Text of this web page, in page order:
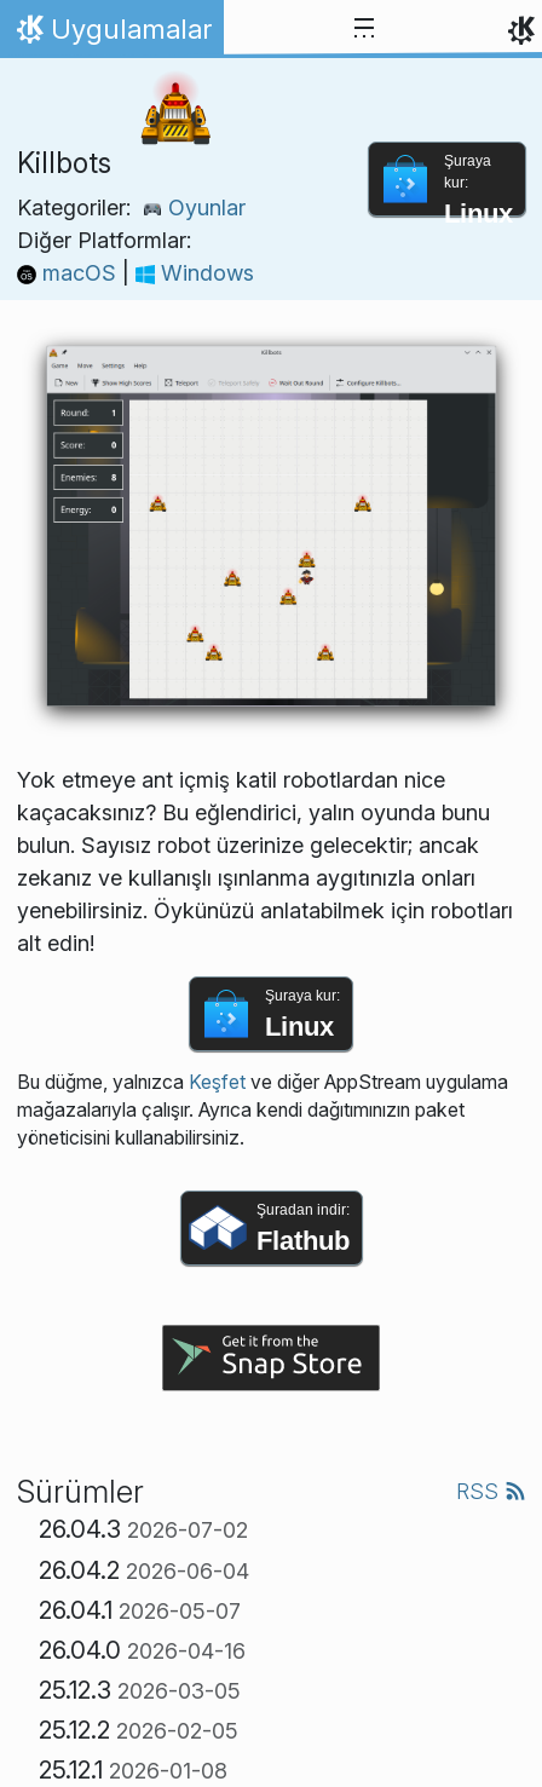
İçeriğe atla
Ana Sayfa
Uygulamalar
Killbots
Kategoriler:
Oyunlar
Diğer Platformlar:
macOS
Windows
Şuraya
kur:
Linux
Yok etmeye ant içmiş katil robotlardan nice
kaçacaksınız? Bu eğlendirici, yalın oyunda bunu
bulun. Sayısız robot üzerinize gelecektir; ancak
zekanız ve kullanışlı ışınlanma aygıtınızla onları
yenebilirsiniz. Öykünüzü anlatabilmek için robotları
alt edin!
Şuraya kur:
Linux
Bu düğme, yalnızca Keşfetve diğer AppStream uygulama
mağazalarıyla çalışır. Ayrıca kendi dağıtımınızın paket
yöneticisini kullanabilirsiniz.
Şuradan indir:
Flathub
Sürümler RSS
26.04.3 2026-07-02
26.04.2 2026-06-04
26.04.1 2026-05-07
26.04.0 2026-04-16
25.12.3 2026-03-05
25.12.2 2026-02-05
25.12.1 2026-01-08